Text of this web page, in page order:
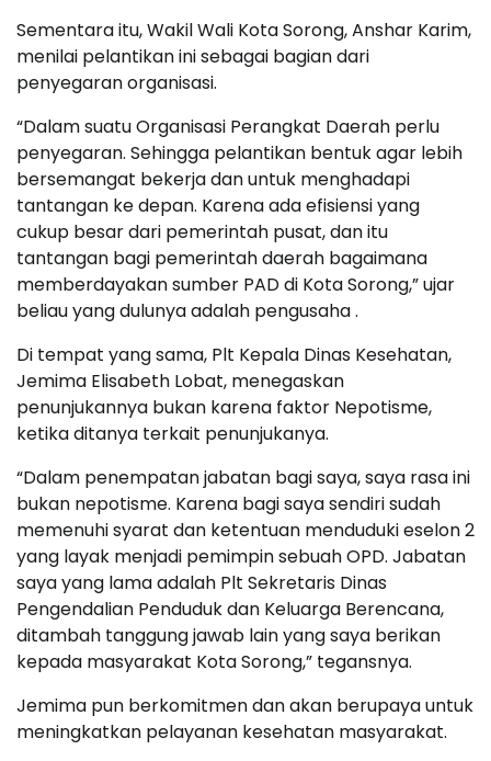
Sementara itu, Wakil Wali Kota Sorong, Anshar Karim,
menilai pelantikan ini sebagai bagian dari
penyegaran organisasi.
“Dalam suatu Organisasi Perangkat Daerah perlu
penyegaran. Sehingga pelantikan bentuk agar lebih
bersemangat bekerja dan untuk menghadapi
tantangan ke depan. Karena ada efisiensi yang
cukup besar dari pemerintah pusat, dan itu
tantangan bagi pemerintah daerah bagaimana
memberdayakan sumber PAD di Kota Sorong,” ujar
beliau yang dulunya adalah pengusaha .
Di tempat yang sama, Plt Kepala Dinas Kesehatan,
Jemima Elisabeth Lobat, menegaskan
penunjukannya bukan karena faktor Nepotisme,
ketika ditanya terkait penunjukanya.
“Dalam penempatan jabatan bagi saya, saya rasa ini
bukan nepotisme. Karena bagi saya sendiri sudah
memenuhi syarat dan ketentuan menduduki eselon 2
yang layak menjadi pemimpin sebuah OPD. Jabatan
saya yang lama adalah Plt Sekretaris Dinas
Pengendalian Penduduk dan Keluarga Berencana,
ditambah tanggung jawab lain yang saya berikan
kepada masyarakat Kota Sorong,” tegansnya.
Jemima pun berkomitmen dan akan berupaya untuk
meningkatkan pelayanan kesehatan masyarakat.